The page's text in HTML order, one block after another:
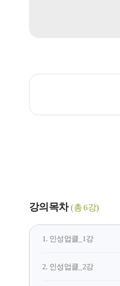
강의목차 (총 6강)
1. 인성업클_1강
2. 인성업클_2강